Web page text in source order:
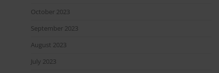
October 2023
September 2023
August 2023
July 2023